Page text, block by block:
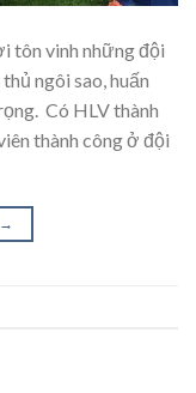
tôn vinh những đội
ngôi sao, huấn
Có HLV thành
thành công ở đội
→